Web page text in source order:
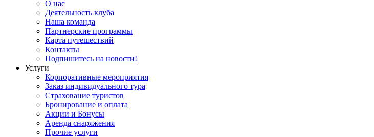
О нас
Деятельность клуба
Наша команда
Партнерские программы
Карта путешествий
Контакты
Подпишитесь на новости!
Услуги
Корпоративные мероприятия
Заказ индивидуального тура
Страхование туристов
Бронирование и оплата
Акции и Бонусы
Аренда снаряжения
Прочие услуги